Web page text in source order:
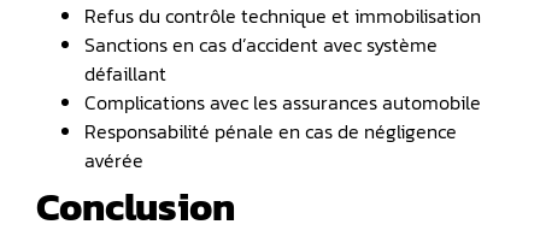
Refus du contrôle technique et immobilisation
Sanctions en cas d’accident avec système
défaillant
Complications avec les assurances automobile
Responsabilité pénale en cas de négligence
avérée
Conclusion